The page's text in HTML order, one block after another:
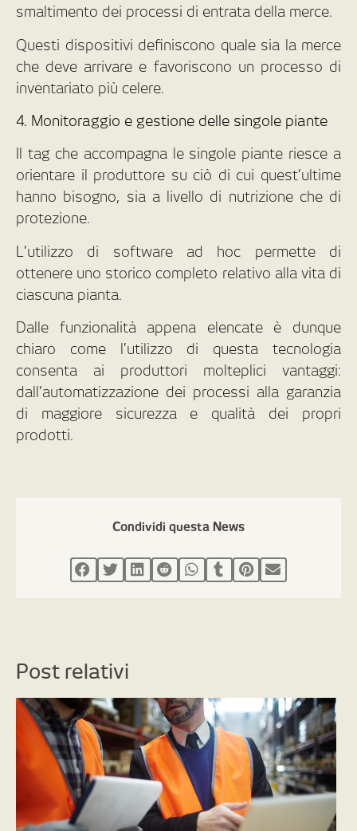
smaltimento dei processi di entrata della merce.
Questi dispositivi definiscono quale sia la merce
che deve arrivare e favoriscono un processo di
inventariato più celere.
4. Monitoraggio e gestione delle singole piante
Il tag che accompagna le singole piante riesce a
orientare il produttore su ciò di cui quest’ultime
hanno bisogno, sia a livello di nutrizione che di
protezione.
L’utilizzo di software ad hoc permette di
ottenere uno storico completo relativo alla vita di
ciascuna pianta.
Dalle funzionalità appena elencate è dunque
chiaro come l’utilizzo di questa tecnologia
consenta ai produttori molteplici vantaggi:
dall’automatizzazione dei processi alla garanzia
di maggiore sicurezza e qualità dei propri
prodotti.
Condividi questa News
Post relativi